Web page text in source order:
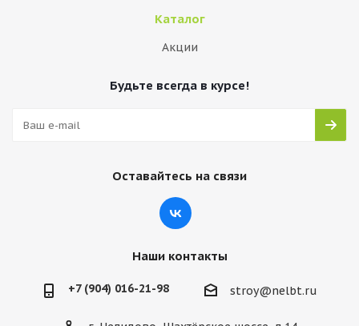
Каталог
Акции
Будьте всегда в курсе!
Оставайтесь на связи
Наши контакты
+7 (904) 016-21-98 stroy@nelbt.ru